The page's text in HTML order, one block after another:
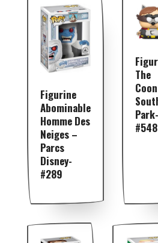
Figurine
Abominable
Homme Des
Neiges –
Parcs
Disney-
#289
The
Park-
#548